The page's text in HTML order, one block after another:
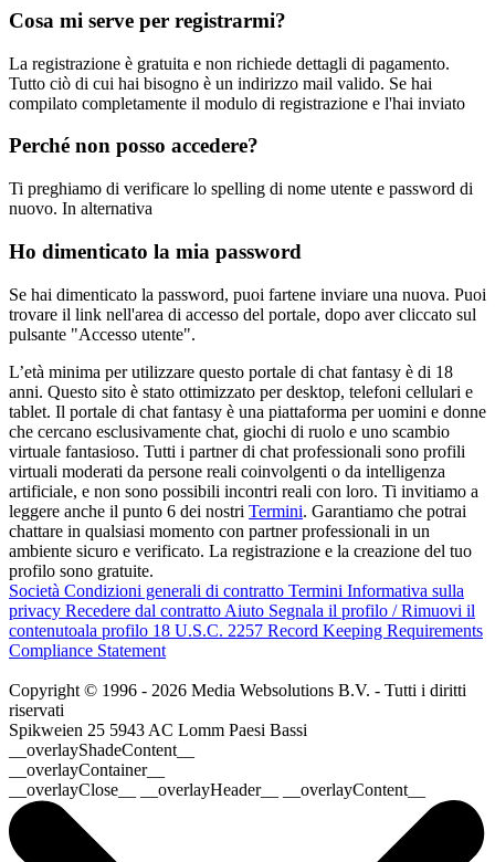
Cosa mi serve per registrarmi?
La registrazione è gratuita e non richiede dettagli di pagamento.
Tutto ciò di cui hai bisogno è un indirizzo mail valido. Se hai
compilato completamente il modulo di registrazione e l'hai inviato
Perché non posso accedere?
Ti preghiamo di verificare lo spelling di nome utente e password di
nuovo. In alternativa
Ho dimenticato la mia password
Se hai dimenticato la password, puoi fartene inviare una nuova. Puoi
trovare il link nell'area di accesso del portale, dopo aver cliccato sul
pulsante "Accesso utente".
L’età minima per utilizzare questo portale di chat fantasy è di 18
anni. Questo sito è stato ottimizzato per desktop, telefoni cellulari e
tablet. Il portale di chat fantasy è una piattaforma per uomini e donne
che cercano esclusivamente chat, giochi di ruolo e uno scambio
virtuale fantasioso. Tutti i partner di chat professionali sono profili
virtuali moderati da persone reali coinvolgenti o da intelligenza
artificiale, e non sono possibili incontri reali con loro. Ti invitiamo a
leggere anche il punto 6 dei nostri Termini. Garantiamo che potrai
chattare in qualsiasi momento con partner professionali in un
ambiente sicuro e verificato. La registrazione e la creazione del tuo
profilo sono gratuite.
Società Condizioni generali di contratto Termini Informativa sulla
privacy Recedere dal contratto Aiuto Segnala il profilo / Rimuovi il
contenutoala profilo 18 U.S.C. 2257 Record Keeping Requirements
Compliance Statement
Copyright © 1996 - 2026 Media Websolutions B.V. - Tutti i diritti
riservati
Spikweien 25 5943 AC Lomm Paesi Bassi
__overlayShadeContent__
__overlayContainer__
__overlayClose__ __overlayHeader__ __overlayContent__